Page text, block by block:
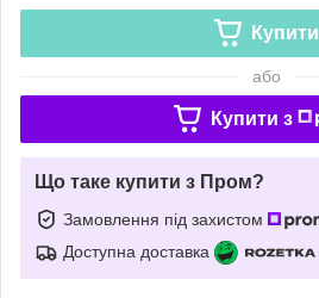
Купити
або
Купити з
Що таке купити з Пром?
Замовлення під захистом
Доступна доставка